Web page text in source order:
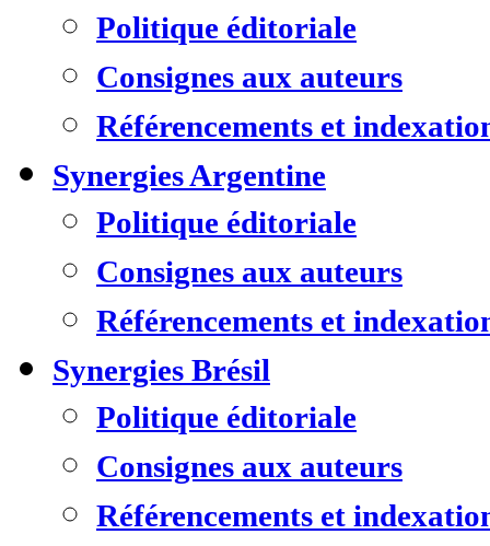
Politique éditoriale
Consignes aux auteurs
Référencements et
Synergies Argentine
Politique éditoriale
Consignes aux auteurs
Référencements et
Synergies Brésil
Politique éditoriale
Consignes aux auteurs
Référencements et